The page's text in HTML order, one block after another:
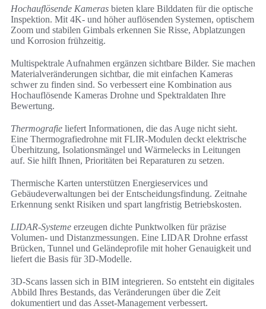
Hochauflösende Kameras bieten klare Bilddaten für die optische
Inspektion. Mit 4K- und höher auflösenden Systemen, optischem
Zoom und stabilen Gimbals erkennen Sie Risse, Abplatzungen
und Korrosion frühzeitig.
Multispektrale Aufnahmen ergänzen sichtbare Bilder. Sie machen
Materialveränderungen sichtbar, die mit einfachen Kameras
schwer zu finden sind. So verbessert eine Kombination aus
Hochauflösende Kameras Drohne und Spektraldaten Ihre
Bewertung.
Thermografie liefert Informationen, die das Auge nicht sieht.
Eine Thermografiedrohne mit FLIR-Modulen deckt elektrische
Überhitzung, Isolationsmängel und Wärmelecks in Leitungen
auf. Sie hilft Ihnen, Prioritäten bei Reparaturen zu setzen.
Thermische Karten unterstützen Energieservices und
Gebäudeverwaltungen bei der Entscheidungsfindung. Zeitnahe
Erkennung senkt Risiken und spart langfristig Betriebskosten.
LIDAR-Systeme erzeugen dichte Punktwolken für präzise
Volumen- und Distanzmessungen. Eine LIDAR Drohne erfasst
Brücken, Tunnel und Geländeprofile mit hoher Genauigkeit und
liefert die Basis für 3D-Modelle.
3D-Scans lassen sich in BIM integrieren. So entsteht ein digitales
Abbild Ihres Bestands, das Veränderungen über die Zeit
dokumentiert und das Asset-Management verbessert.